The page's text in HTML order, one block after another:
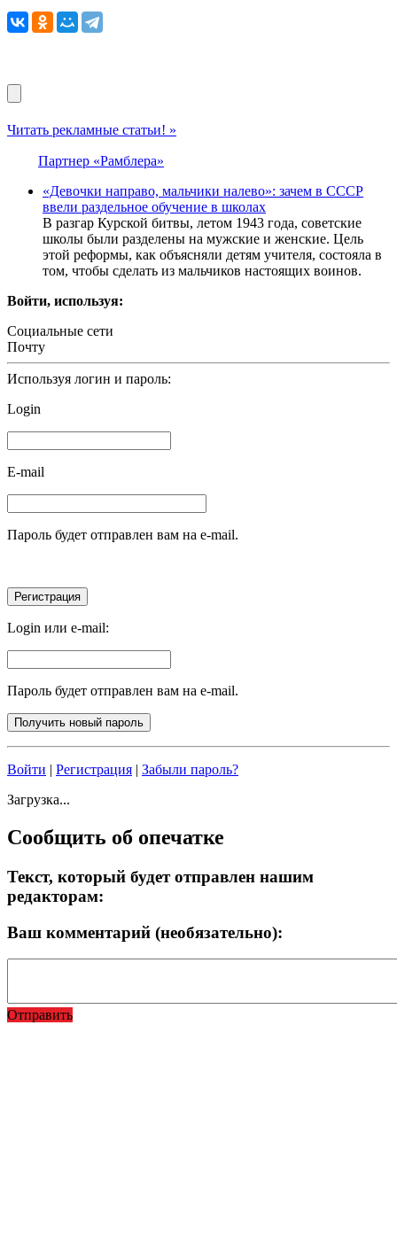
Читать рекламные статьи! »
Партнер «Рамблера»
«Девочки направо, мальчики налево»: зачем в СССР
ввели раздельное обучение в школах
В разгар Курской битвы, летом 1943 года, советские
школы были разделены на мужские и женские. Цель
этой реформы, как объясняли детям учителя, состояла в
том, чтобы сделать из мальчиков настоящих воинов.
Войти, используя:
Социальные сети
Почту
Используя логин и пароль:
Login
E-mail
Пароль будет отправлен вам на e-mail.
Login или e-mail:
Пароль будет отправлен вам на e-mail.
Войти | Регистрация | Забыли пароль?
Загрузка...
Сообщить об опечатке
Текст, который будет отправлен нашим
редакторам:
Ваш комментарий (необязательно):
Отправить